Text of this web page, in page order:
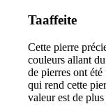
Taaffeite
Cette pierre
couleurs allant
de pierres ont
qui rend cette
valeur est de